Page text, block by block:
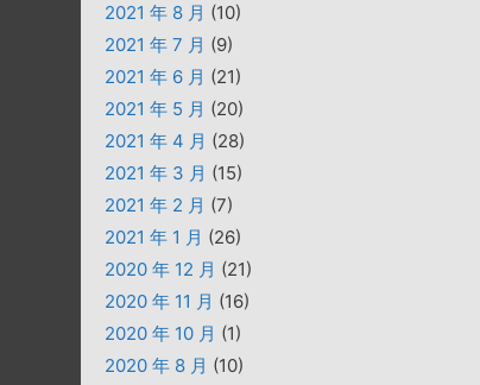
2021 年 8 月 (10)
2021 年 7 月 (9)
2021 年 6 月 (21)
2021 年 5 月 (20)
2021 年 4 月 (28)
2021 年 3 月 (15)
2021 年 2 月 (7)
2021 年 1 月 (26)
2020 年 12 月 (21)
2020 年 11 月 (16)
2020 年 10 月 (1)
2020 年 8 月 (10)